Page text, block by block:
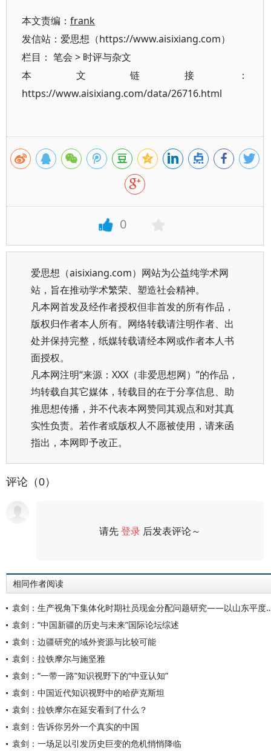
本文责编： frank
发信站：爱思想（https://www.aisixiang.com）
栏目： 笔会 > 时评与杂文
本文链接：
https://www.aisixiang.com/data/26716.html
0
爱思想（aisixiang.com）网站为公益纯学术网
站，旨在推动学术繁荣、塑造社会精神。
凡本网首发及经作者授权但非首发的所有作品，
版权归作者本人所有。网络转载请注明作者、出
处并保持完整，纸媒转载请经本网或作者本人书
面授权。
凡本网注明“来源：XXX（非爱思想网）”的作品，
均转载自其它媒体，转载目的在于分享信息、助
推思想传播，并不代表本网赞同其观点和对其真
实性负责。若作者或版权人不愿被使用，请来函
指出，本网即予改正。
评论（0）
请先登录 后发表评论～
相同作者阅读
袁剑：生产视角下集体化时期社
袁剑：“中国新疆的历史与未来”国际论坛综述
袁剑：边疆研究的域外资源与比较可能
袁剑：拉铁摩尔与施坚雅
袁剑：“一带一路”知识视野下的“中亚认知”
袁剑：中国近代知识视野中的哈萨克斯坦
袁剑：拉铁摩尔在延安看到了什么？
袁剑：告诉你另外一个真实的中国
袁剑：一场足以引发历史巨变的危机悄悄降临